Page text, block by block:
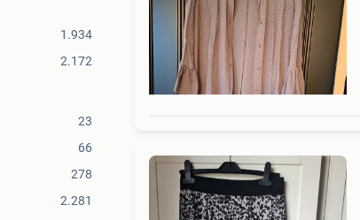
1.934
2.172
23
66
278
2.281